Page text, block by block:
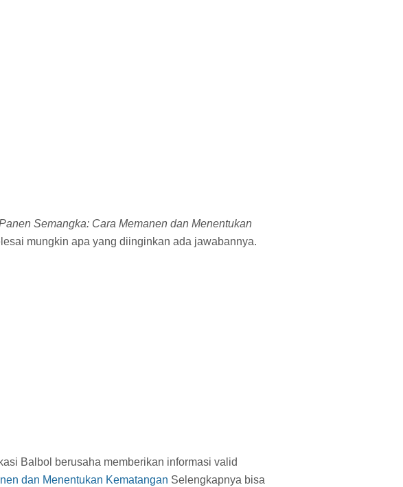
Semangka: Cara Memanen dan Menentukan
mungkin apa yang diinginkan ada jawabannya.
Balbol berusaha memberikan informasi valid
dan Menentukan Kematangan Selengkapnya bisa